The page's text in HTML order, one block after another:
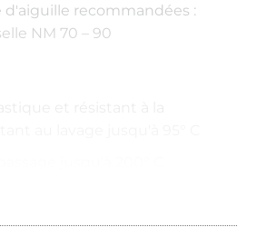
d'aiguille recommandées :
NM 70 – 90
bobine
: No./Tkt. 100 | dtex 300/2 | Nm